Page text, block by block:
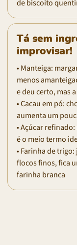
de biscoito
Tá sem
improvisar!
• Manteiga:
menos
e deu certo, mas
• Cacau em pó:
aumenta um
• Açúcar
é o meio termo
• Farinha de
flocos finos, fica
farinha branca